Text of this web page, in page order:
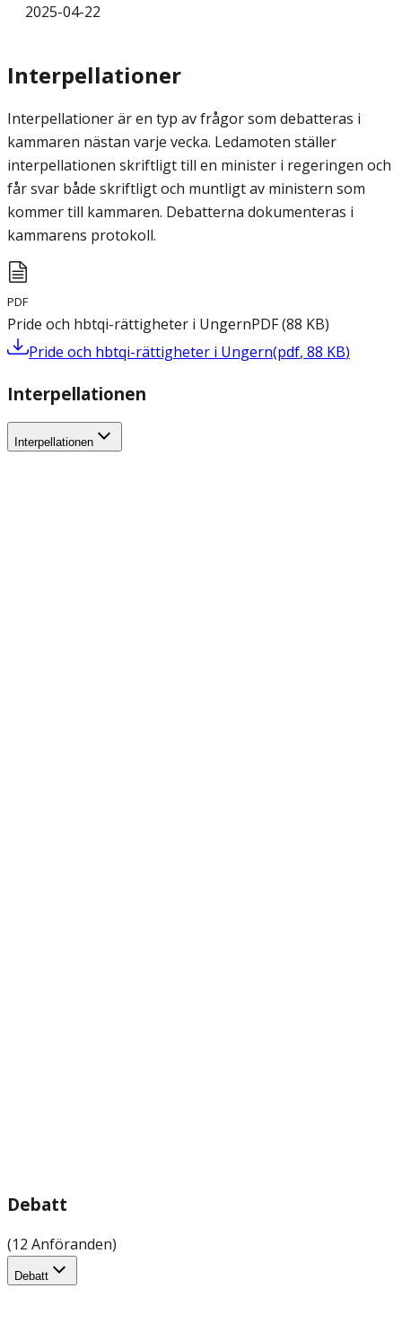
2025-04-22
Interpellationer
Interpellationer är en typ av frågor som debatteras i
kammaren nästan varje vecka. Ledamoten ställer
interpellationen skriftligt till en minister i regeringen och
får svar både skriftligt och muntligt av ministern som
kommer till kammaren. Debatterna dokumenteras i
kammarens protokoll.
PDF
Pride och hbtqi-rättigheter i UngernPDF(88 KB)
Pride och hbtqi-rättigheter i Ungern(pdf, 88 KB)
Interpellationen
Interpellationen
Debatt
(12 Anföranden)
Debatt